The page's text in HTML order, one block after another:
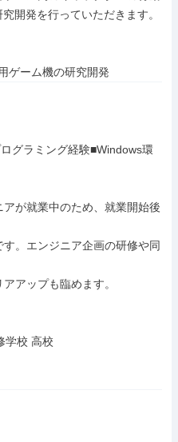
開発を行っていただきます。
ゲーム機の研究開発
グラミング経験■Windows環
アが就業中のため、就業開始後
。エンジニア企画の研修や同
アップも臨めます。
学校 高校